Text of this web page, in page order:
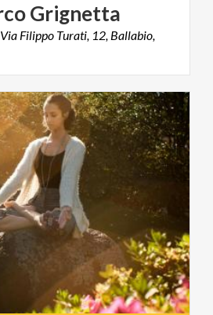
Grignetta
Filippo Turati, 12, Ballabio,